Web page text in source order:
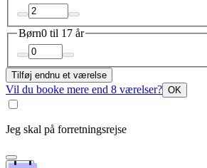
Børn0 til 17 år
Tilføj endnu et værelse
Vil du booke mere end 8 værelser? OK
Jeg skal på forretningsrejse